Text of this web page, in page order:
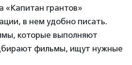
«Капитан грантов»
в нем удобно писать.
которые выполняют
фильмы, ищут нужные